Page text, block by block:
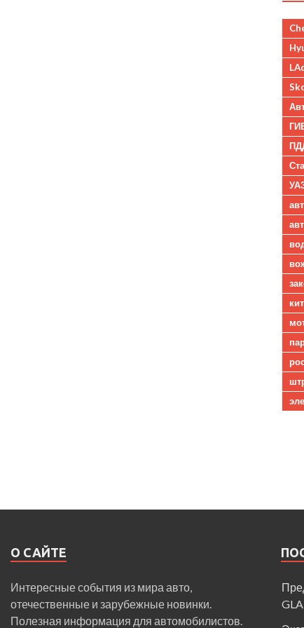
О САЙТЕ
Интересные события из мира авто,
отечественные и зарубежные новинки.
Полезная информация для автомобилистов.
GLA